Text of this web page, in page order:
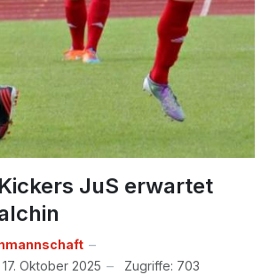
JuS erwartet
Oktober 2025
Zugriffe: 703